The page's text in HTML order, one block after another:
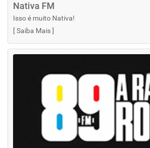
Nativa FM
Isso é muito Nativa!
[Saiba Mais]